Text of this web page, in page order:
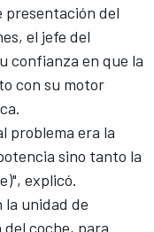
presentación del
el jefe del
confianza en que la
con su motor
problema era la
sino tanto la
explicó.
la unidad de
coche, para